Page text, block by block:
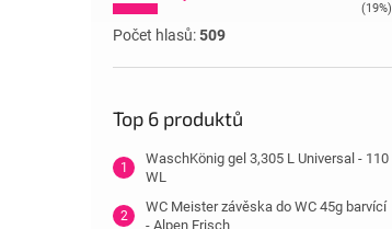
(19%)
Počet hlasů:509
Top 6 produktů
WaschKönig gel 3,305 L Universal - 110
WL
WC Meister závěska do WC 45g barvící
- Alpen Frisch